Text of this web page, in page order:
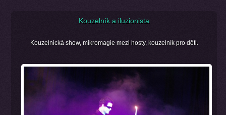
Kouzelník a iluzionista
Kouzelnická show, mikromagie mezi hosty, kouzelník pro děti.